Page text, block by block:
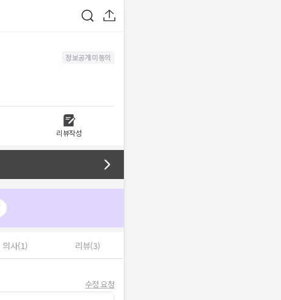
정보공개 미동의
리뷰작성
의사(1) 리뷰(3)
수정 요청